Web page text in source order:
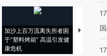
加沙上百万流离失所者困
于“塑料烤箱” 高温引发健
康危机
视线｜
术：是
心“花钱找